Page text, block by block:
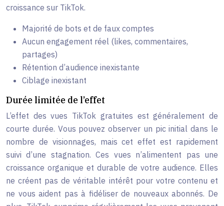
croissance sur TikTok.
Majorité de bots et de faux comptes
Aucun engagement réel (likes, commentaires,
partages)
Rétention d’audience inexistante
Ciblage inexistant
Durée limitée de l’effet
L’effet des vues TikTok gratuites est généralement de
courte durée. Vous pouvez observer un pic initial dans le
nombre de visionnages, mais cet effet est rapidement
suivi d’une stagnation. Ces vues n’alimentent pas une
croissance organique et durable de votre audience. Elles
ne créent pas de véritable intérêt pour votre contenu et
ne vous aident pas à fidéliser de nouveaux abonnés. De